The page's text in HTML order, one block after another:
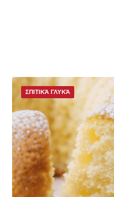
ΣΠΙΤΙΚΆ ΓΛΥΚΆ